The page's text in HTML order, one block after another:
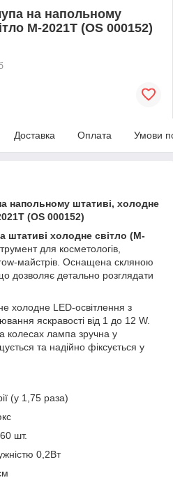
на напольному
M-2021T (OS 000152)
Доставка Оплата Умови
напольному штативі, холодне
(OS 000152)
штативі холодне світло (M-
для косметологів,
майстрів. Оснащена скляною
дозволяє детально розглядати
холодне LED-освітлення з
яскравості від 1 до 12 W.
колесах лампа зручна у
та надійно фіксується у
(у 1,75 раза)
шт.
0,2Вт